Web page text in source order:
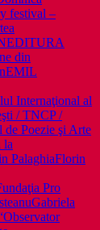
festival –
EDITURA
din
EMIL
Internaţional al
/ TNCP /
de Poezie şi Arte
la
PalaghiaFlorin
Pro
Gabriela